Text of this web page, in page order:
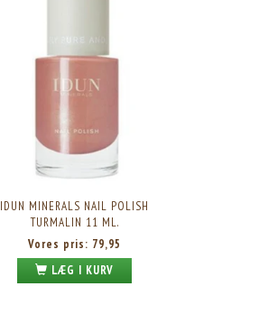
IDUN MINERALS NAIL POLISH
TURMALIN 11 ML.
Vores pris: 79,95
LÆG I KURV